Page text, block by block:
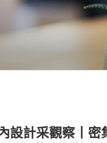
設計采觀察丨